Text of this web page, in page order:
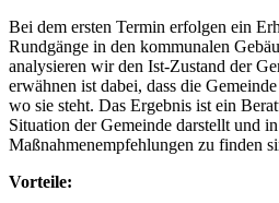
Bei dem ersten Termin erfolgen ein
Rundgänge in den kommunalen
analysieren wir den Ist-Zustand der
erwähnen ist dabei, dass die
wo sie steht. Das Ergebnis ist ein
Situation der Gemeinde darstellt und
Maßnahmenempfehlungen zu finden
Vorteile: